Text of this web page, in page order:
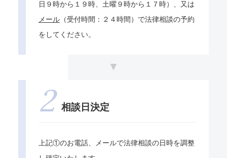
日９時から１９時、土曜９時から１７時）、又は
メール（受付時間：２４時間）で法律相談の予約
をしてください。
相談日決定
上記①のお電話、メールで法律相談の日時を調整